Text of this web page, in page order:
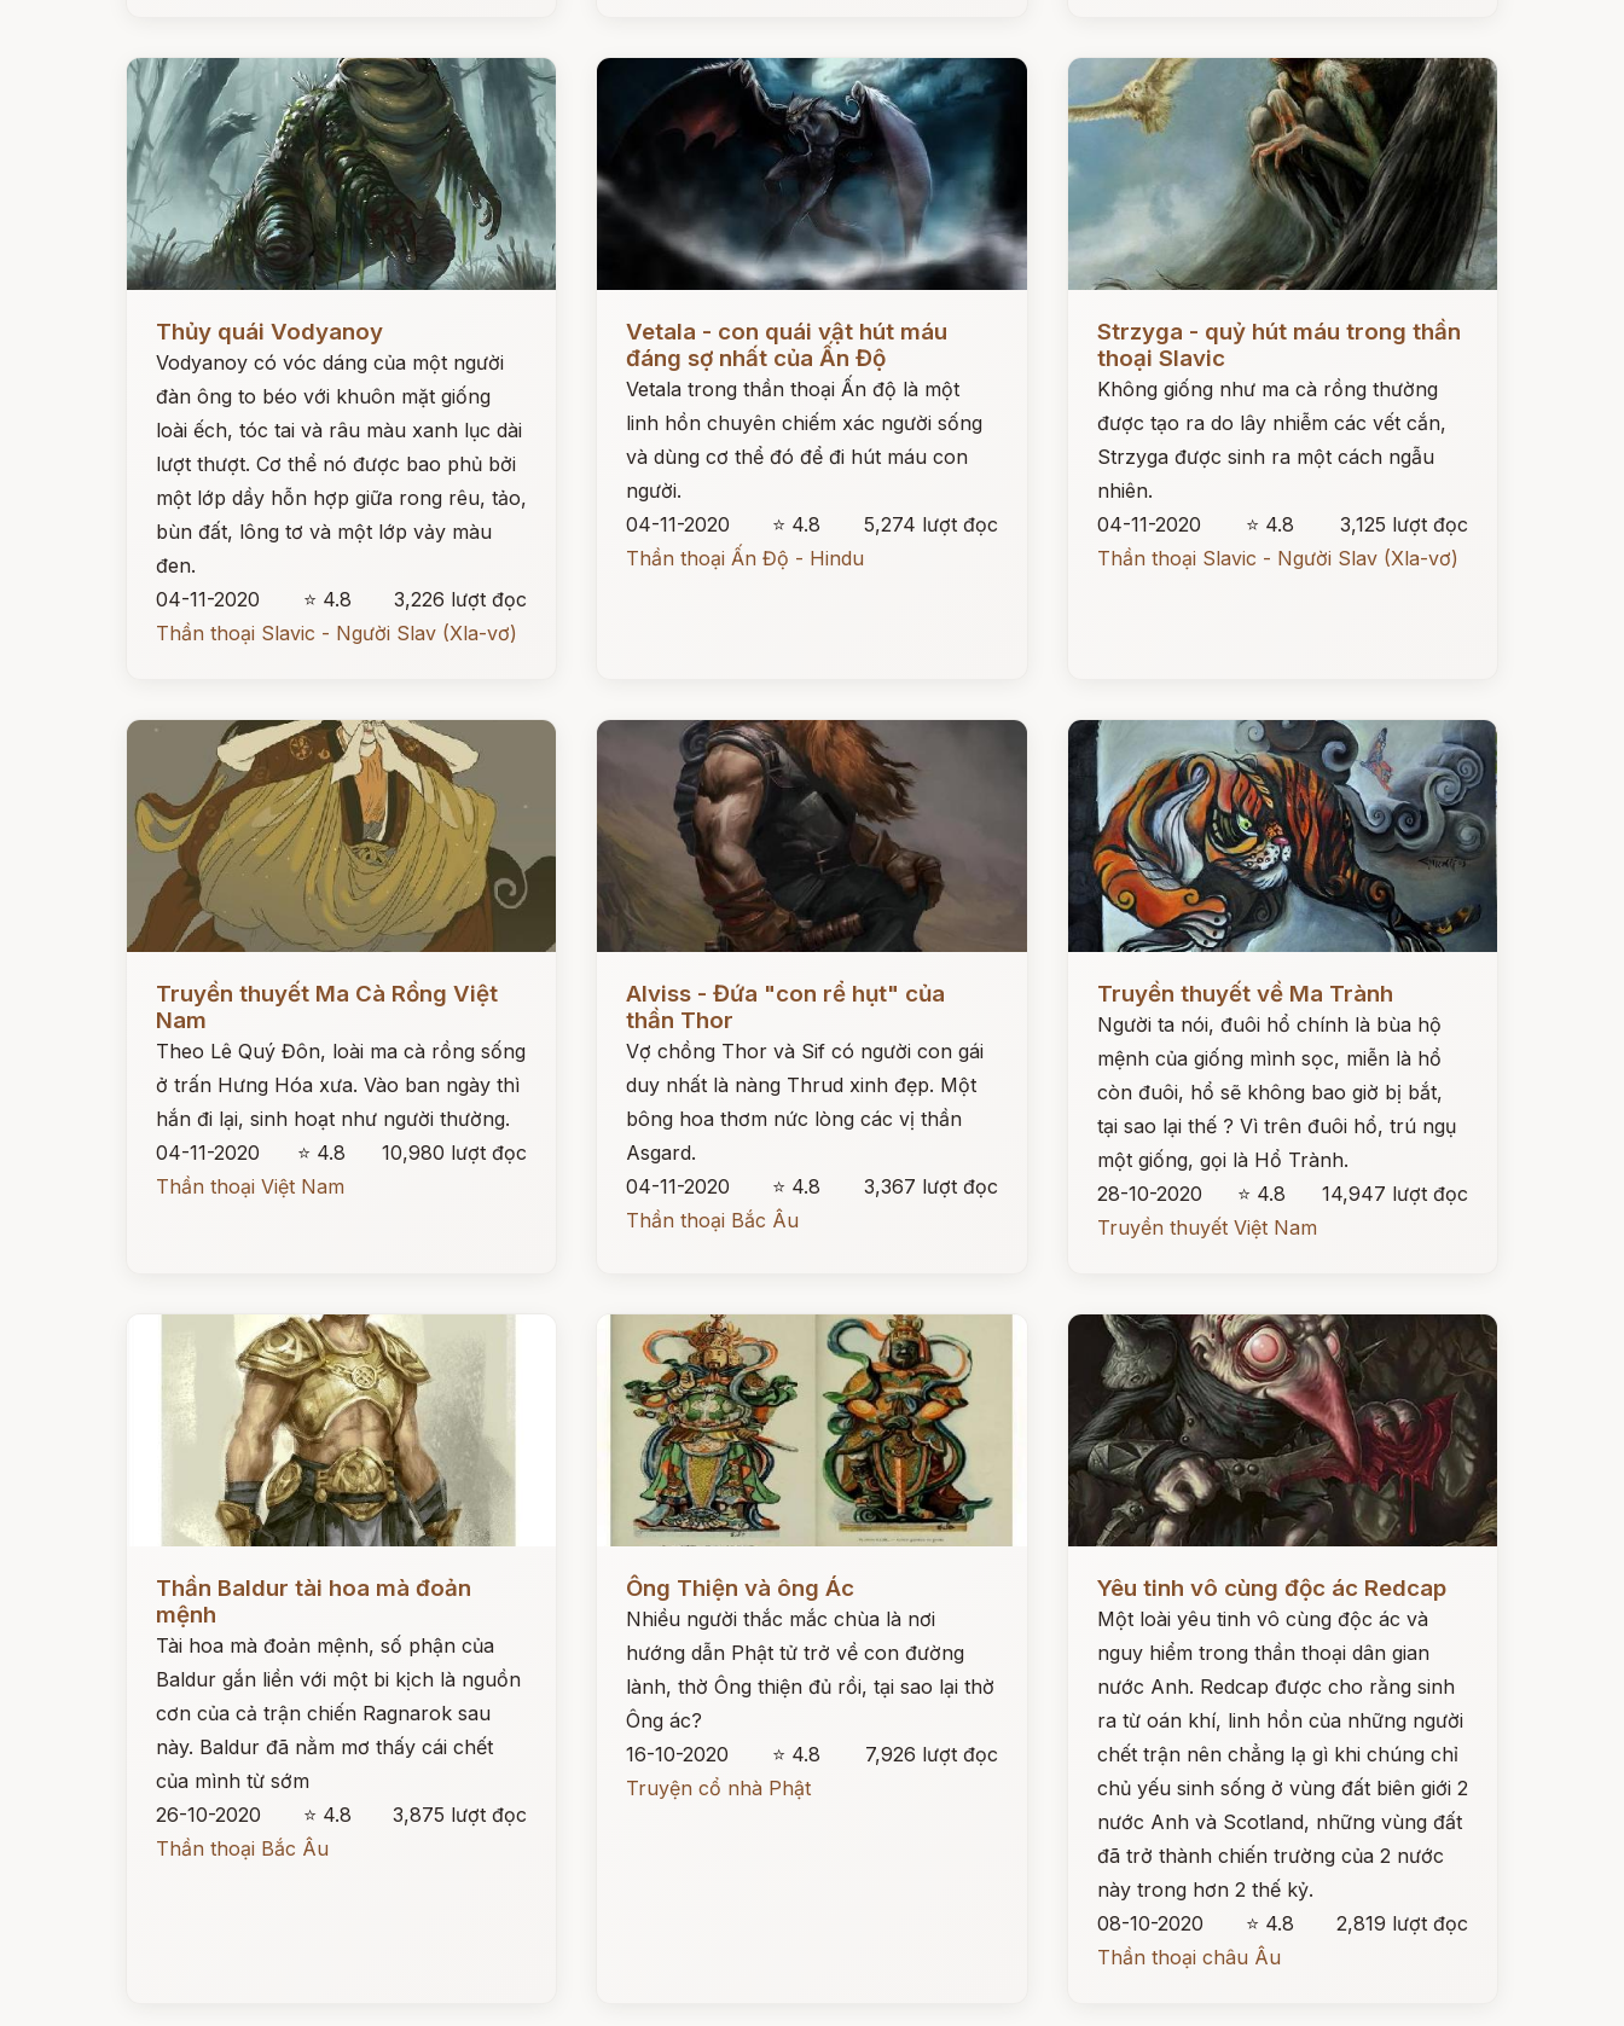
Thủy quái Vodyanoy
Vodyanoy có vóc dáng của một người
đàn ông to béo với khuôn mặt giống
loài ếch, tóc tai và râu màu xanh lục dài
lượt thượt. Cơ thể nó được bao phủ bởi
một lớp dầy hỗn hợp giữa rong rêu, tảo,
bùn đất, lông tơ và một lớp vảy màu
đen.
04-11-2020
⭐ 4.8
3,226 lượt đọc
Thần thoại Slavic - Người Slav (Xla-vơ)
Vetala - con quái vật hút máu
đáng sợ nhất của Ấn Độ
Vetala trong thần thoại Ấn độ là một
linh hồn chuyên chiếm xác người sống
và dùng cơ thể đó để đi hút máu con
người.
04-11-2020
⭐ 4.8
5,274 lượt đọc
Thần thoại Ấn Độ - Hindu
Strzyga - quỷ hút máu trong thần
thoại Slavic
Không giống như ma cà rồng thường
được tạo ra do lây nhiễm các vết cắn,
Strzyga được sinh ra một cách ngẫu
nhiên.
04-11-2020
⭐ 4.8
3,125 lượt đọc
Thần thoại Slavic - Người Slav (Xla-vơ)
Đọc ngay
Truyền thuyết Ma Cà Rồng Việt
Nam
Theo Lê Quý Đôn, loài ma cà rồng sống
ở trấn Hưng Hóa xưa. Vào ban ngày thì
hắn đi lại, sinh hoạt như người thường.
04-11-2020
⭐ 4.8
10,980 lượt đọc
Thần thoại Việt Nam
Alviss - Đứa "con rể hụt" của
thần Thor
Vợ chồng Thor và Sif có người con gái
duy nhất là nàng Thrud xinh đẹp. Một
bông hoa thơm nức lòng các vị thần
Asgard.
04-11-2020
⭐ 4.8
3,367 lượt đọc
Thần thoại Bắc Âu
Đọc ngay
Truyền thuyết về Ma Trành
Người ta nói, đuôi hổ chính là bùa hộ
mệnh của giống mình sọc, miễn là hổ
còn đuôi, hổ sẽ không bao giờ bị bắt,
tại sao lại thế ? Vì trên đuôi hổ, trú ngụ
một giống, gọi là Hổ Trành.
28-10-2020
⭐ 4.8
14,947 lượt đọc
Truyền thuyết Việt Nam
Đọc ngay
Thần Baldur tài hoa mà đoản
mệnh
Tài hoa mà đoản mệnh, số phận của
Baldur gắn liền với một bi kịch là nguồn
cơn của cả trận chiến Ragnarok sau
này. Baldur đã nằm mơ thấy cái chết
của mình từ sớm
26-10-2020
⭐ 4.8
3,875 lượt đọc
Thần thoại Bắc Âu
Đọc ngay
Ông Thiện và ông Ác
Nhiều người thắc mắc chùa là nơi
hướng dẫn Phật tử trở về con đường
lành, thờ Ông thiện đủ rồi, tại sao lại thờ
Ông ác?
16-10-2020
⭐ 4.8
7,926 lượt đọc
Truyện cổ nhà Phật
Yêu tinh vô cùng độc ác Redcap
Một loài yêu tinh vô cùng độc ác và
nguy hiểm trong thần thoại dân gian
nước Anh. Redcap được cho rằng sinh
ra từ oán khí, linh hồn của những người
chết trận nên chẳng lạ gì khi chúng chỉ
chủ yếu sinh sống ở vùng đất biên giới 2
nước Anh và Scotland, những vùng đất
đã trở thành chiến trường của 2 nước
này trong hơn 2 thế kỷ.
08-10-2020
⭐ 4.8
2,819 lượt đọc
Thần thoại châu Âu